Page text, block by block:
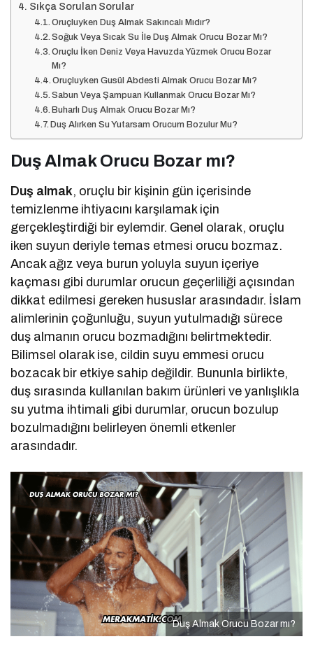
Sıkça Sorulan Sorular
Oruçluyken Duş Almak Sakıncalı Mıdır?
Soğuk Veya Sıcak Su İle Duş Almak Orucu Bozar Mı?
Oruçlu İken Deniz Veya Havuzda Yüzmek Orucu Bozar
Mı?
Oruçluyken Gusül Abdesti Almak Orucu Bozar Mı?
Sabun Veya Şampuan Kullanmak Orucu Bozar Mı?
Buharlı Duş Almak Orucu Bozar Mı?
Duş Alırken Su Yutarsam Orucum Bozulur Mu?
Duş Almak Orucu Bozar mı?
Duş almak, oruçlu bir kişinin gün içerisinde
temizlenme ihtiyacını karşılamak için
gerçekleştirdiği bir eylemdir. Genel olarak, oruçlu
iken suyun deriyle temas etmesi orucu bozmaz.
Ancak ağız veya burun yoluyla suyun içeriye
kaçması gibi durumlar orucun geçerliliği açısından
dikkat edilmesi gereken hususlar arasındadır. İslam
alimlerinin çoğunluğu, suyun yutulmadığı sürece
duş almanın orucu bozmadığını belirtmektedir.
Bilimsel olarak ise, cildin suyu emmesi orucu
bozacak bir etkiye sahip değildir. Bununla birlikte,
duş sırasında kullanılan bakım ürünleri ve yanlışlıkla
su yutma ihtimali gibi durumlar, orucun bozulup
bozulmadığını belirleyen önemli etkenler
arasındadır.
Duş Almak Orucu Bozar mı?